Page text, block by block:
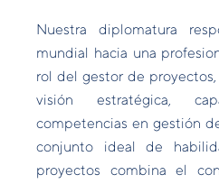
Nuestra diplomatura
mundial hacia una
rol del gestor de
visión estratégica,
competencias en gestión
conjunto ideal de
proyectos combina el